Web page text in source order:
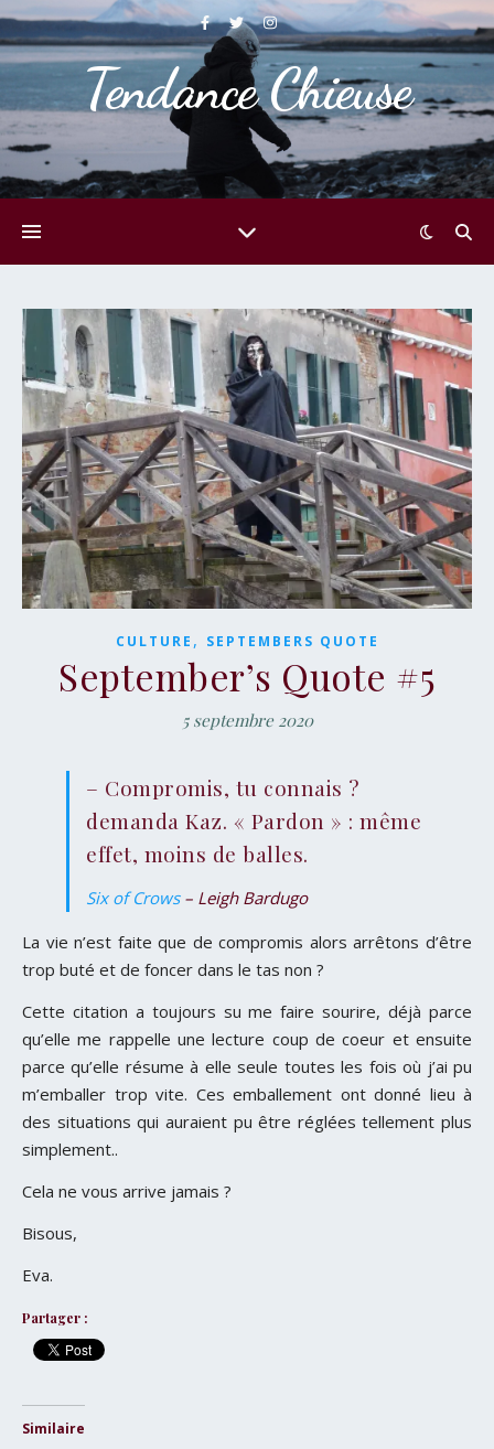
Tendance Chieuse
CULTURE , SEPTEMBERS QUOTE
September’s Quote #5
5 septembre 2020
– Compromis, tu connais ?
demanda Kaz. « Pardon » : même
effet, moins de balles.
Six of Crows– Leigh Bardugo
La vie n’est faite que de compromis alors arrêtons d’être
trop buté et de foncer dans le tas non ?
Cette citation a toujours su me faire sourire, déjà parce
qu’elle me rappelle une lecture coup de coeur et ensuite
parce qu’elle résume à elle seule toutes les fois où j’ai pu
m’emballer trop vite. Ces emballement ont donné lieu à
des situations qui auraient pu être réglées tellement plus
simplement..
Cela ne vous arrive jamais ?
Bisous,
Eva.
Partager :
Similaire